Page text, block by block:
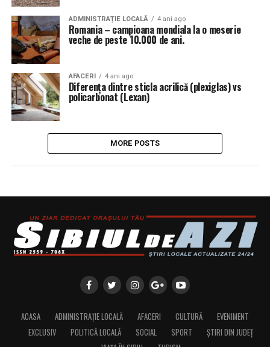
ADMINISTRAȚIE LOCALĂ 4 ani ago
Romania – campioana mondiala la o meserie
veche de peste 10.000 de ani.
AFACERI 4 ani ago
Diferența dintre sticla acrilică (plexiglas) vs
policarbonat (Lexan)
MORE POSTS
ACASA ADMINISTRAȚIE LOCALĂ AFACERI CULTURĂ
EVENIMENT
EXCLUSIV
POLITICĂ LOCALĂ SOCIAL SPORT
ȘTIRI DIN JUDEȚ